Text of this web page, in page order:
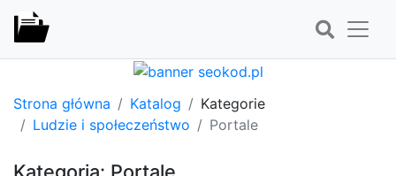
Strona główna Katalog
Kategorie
Ludzie i społeczeństwo
Portale
Kategoria: Portale